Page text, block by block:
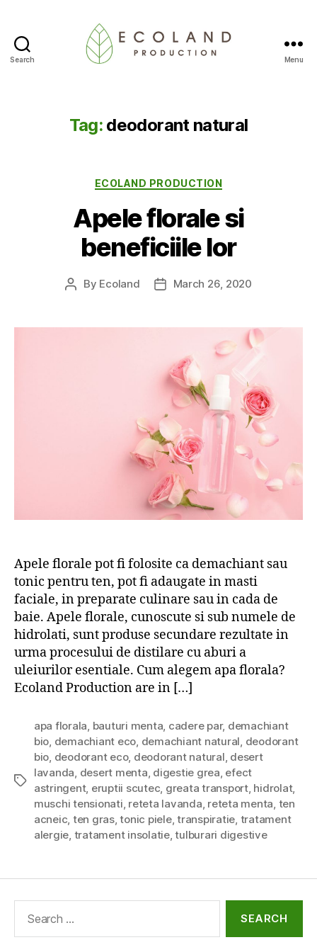
Search
Blog
Menu
Tag: deodorant natural
Categories
ECOLAND PRODUCTION
Apele florale si
beneficiile lor
Post
By Ecoland
PostMarch 26, 2020
Apele florale pot fi folosite ca demachiant sau
tonic pentru ten, pot fi adaugate in masti
faciale, in preparate culinare sau in cada de
baie. Apele florale, cunoscute si sub numele de
hidrolati, sunt produse secundare rezultate in
urma procesului de distilare cu aburi a
uleiurilor esentiale. Cum alegem apa florala?
Ecoland Production are in […]
Tags
apa florala, bauturi menta, cadere par, demachiant
bio, demachiant eco, demachiant natural, deodorant
bio, deodorant eco, deodorant natural, desert
lavanda, desert menta, digestie grea, efect
astringent, eruptii scutec, greata transport, hidrolat,
muschi tensionati, reteta lavanda, reteta menta, ten
acneic, ten gras,tonic piele,transpiratie, tratament
alergie, tratament insolatie,tulburari digestive